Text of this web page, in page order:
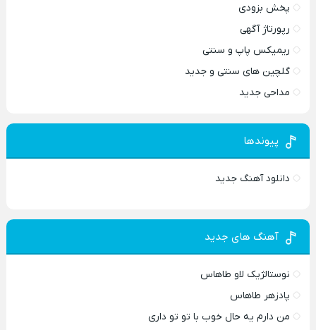
پخش بزودی
رپورتاژ آگهی
ریمیکس پاپ و سنتی
گلچین های سنتی و جدید
مداحی جدید
پیوندها
دانلود آهنگ جدید
آهنگ های جدید
نوستالژیک لاو طاهاس
پادزهر طاهاس
من دارم یه حال خوب با تو تو داری